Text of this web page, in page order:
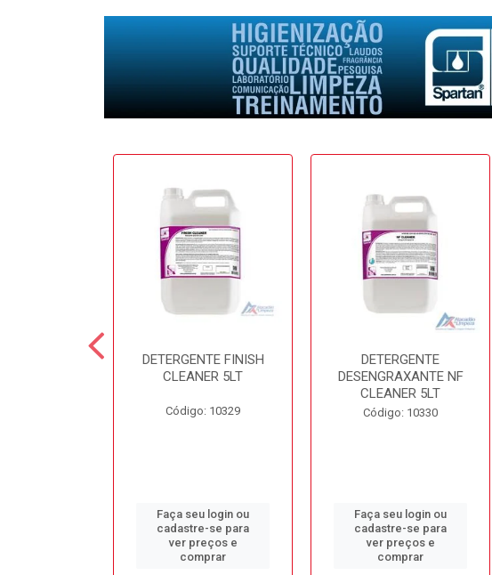
DETERGENTE FINISH
CLEANER 5LT
Código: 10329
Faça seu login ou
cadastre-se para
ver preços e
comprar
DETERGENTE
DESENGRAXANTE NF
CLEANER 5LT
Código: 10330
Faça seu login ou
cadastre-se para
ver preços e
comprar